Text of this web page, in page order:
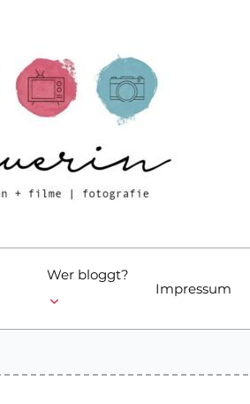
Wer bloggt?
Impressum